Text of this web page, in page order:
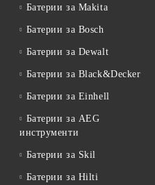
Батерии за Makita
Батерии за Bosch
Батерии за Dewalt
Батерии за Black&Decker
Батерии за Einhell
Батерии за AEG
инструменти
Батерии за Skil
Батерии за Hilti